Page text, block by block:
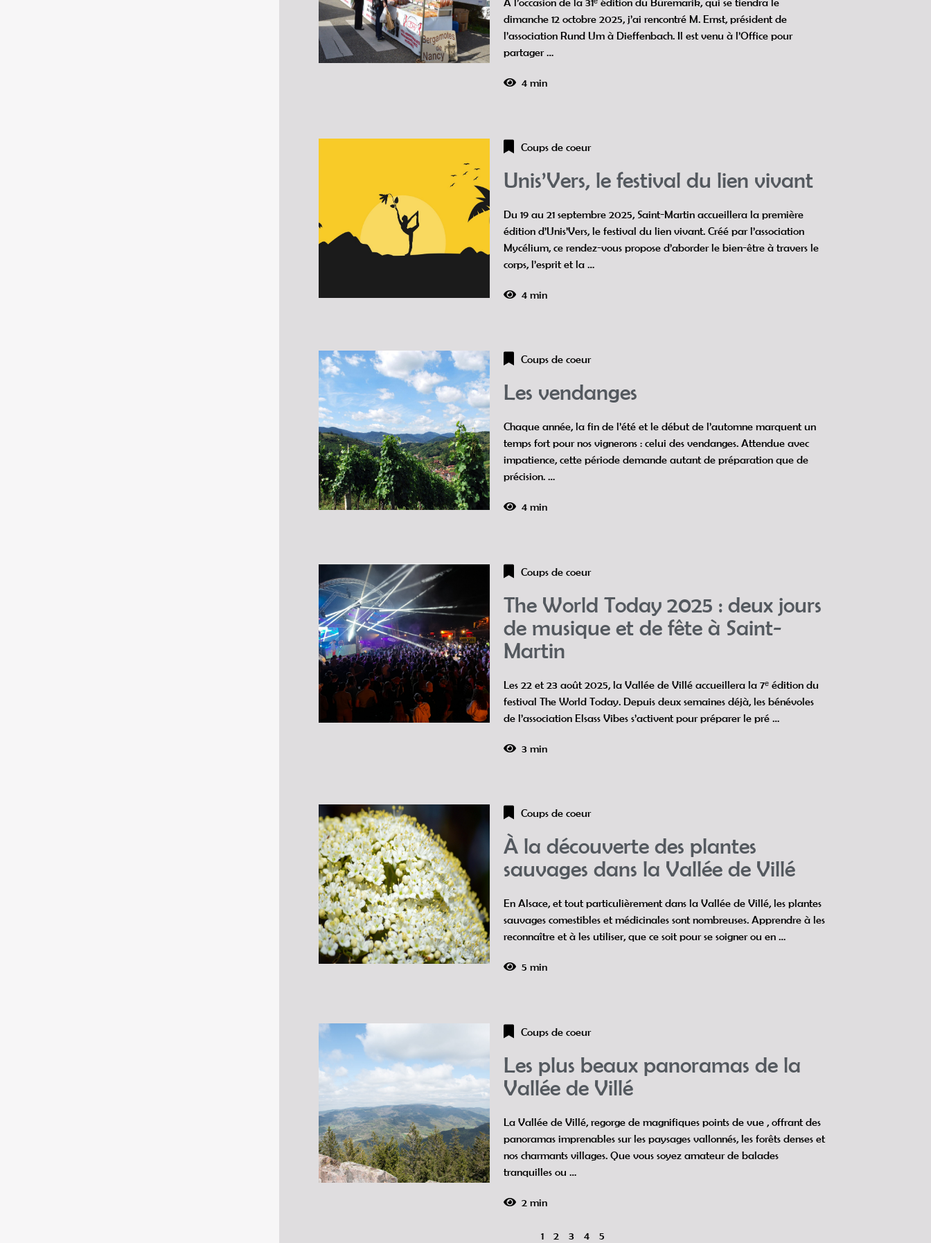
dimanche 12 octobre 2025, j’ai rencontré M. Ernst, président de
l’association Rund Um à Dieffenbach. Il est venu à l’Office pour
partager …
4 min
Coups de coeur
Unis’Vers, le festival du lien vivant
Du 19 au 21 septembre 2025, Saint-Martin accueillera la première
édition d’Unis’Vers, le festival du lien vivant. Créé par l’association
Mycélium, ce rendez-vous propose d’aborder le bien-être à travers le
corps, l’esprit et la …
4 min
Coups de coeur
Les vendanges
Chaque année, la fin de l’été et le début de l’automne marquent un
temps fort pour nos vignerons : celui des vendanges. Attendue avec
impatience, cette période demande autant de préparation que de
précision. …
4 min
Coups de coeur
The World Today 2025 : deux jours
de musique et de fête à Saint-
Martin
Les 22 et 23 août 2025, la Vallée de Villé accueillera la 7ᵉ édition du
festival The World Today. Depuis deux semaines déjà, les bénévoles
de l’association Elsass Vibes s’activent pour préparer le pré …
3 min
Coups de coeur
À la découverte des plantes
sauvages dans la Vallée de Villé
En Alsace, et tout particulièrement dans la Vallée de Villé, les plantes
sauvages comestibles et médicinales sont nombreuses. Apprendre à les
reconnaître et à les utiliser, que ce soit pour se soigner ou en …
5 min
Coups de coeur
Les plus beaux panoramas de la
Vallée de Villé
La Vallée de Villé, regorge de magnifiques points de vue , offrant des
panoramas imprenables sur les paysages vallonnés, les forêts denses et
nos charmants villages. Que vous soyez amateur de balades
tranquilles ou …
2 min
1 2 3 4 5